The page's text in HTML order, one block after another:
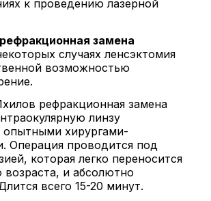
к проведению лазерной
замена
случаях ленсэктомия
возможностью
рефракционная замена
линзу
опытными хирургами-
Операция проводится под
которая легко переносится
и абсолютно
всего 15-20 минут.